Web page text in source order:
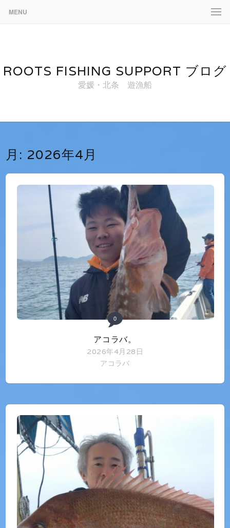
MENU
ROOTS FISHING SUPPORT ブログ
愛媛・北条 遊漁船
月: 2026年4月
0
アコラバ。
2026年4月28日
アコラバ